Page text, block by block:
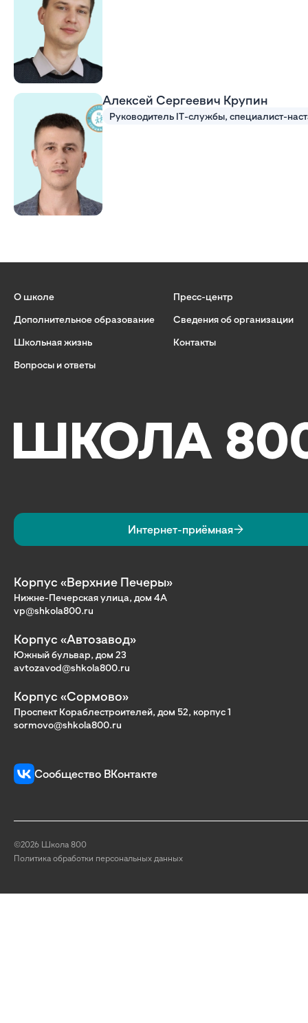
Алексей Сергеевич Крупин
О школе
Дополнительное образование
Школьная жизнь
Вопросы и ответы
Пресс-центр
Сведения об организации
Контакты
Интернет-приёмная
Корпус «Верхние Печеры»
Нижне-Печерская улица, дом 4А
vp@shkola800.ru
Корпус «Автозавод»
Южный бульвар, дом 23
avtozavod@shkola800.ru
Корпус «Сормово»
Проспект Кораблестроителей, дом 52, корпус 1
sormovo@shkola800.ru
Сообщество ВКонтакте
©2026 Школа 800
Политика обработки персональных данных